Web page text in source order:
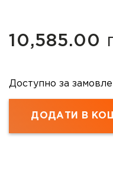
10,585.00
Доступно за
ДОДАТИ В